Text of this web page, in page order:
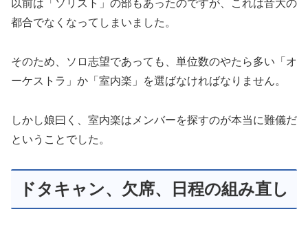
以前は「ソリスト」の部もあったのですが、これは音大の
都合でなくなってしまいました。
そのため、ソロ志望であっても、単位数のやたら多い「オ
ーケストラ」か「室内楽」を選ばなければなりません。
しかし娘曰く、室内楽はメンバーを探すのが本当に難儀だ
ということでした。
ドタキャン、欠席、日程の組み直し